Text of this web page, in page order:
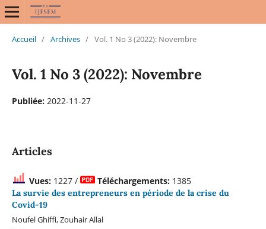
Accueil / Archives / Vol. 1 No 3 (2022): Novembre
Vol. 1 No 3 (2022): Novembre
Publiée: 2022-11-27
Articles
Vues:1227 / Téléchargements:1385
La survie des entrepreneurs en période de la crise du
Covid-19
Noufel Ghiffi, Zouhair Allal